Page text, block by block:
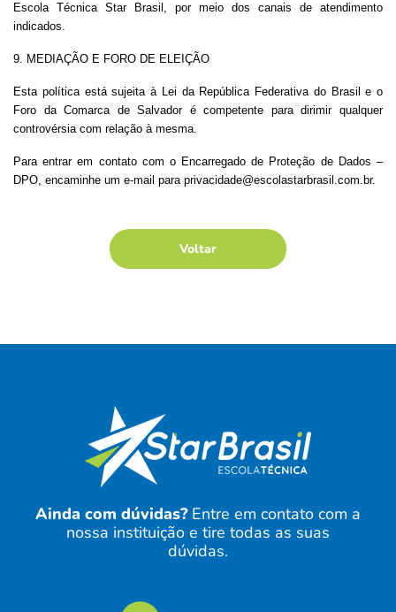
Escola Técnica Star Brasil, por meio dos canais de atendimento
indicados.
9. MEDIAÇÃO E FORO DE ELEIÇÃO
Esta política está sujeita à Lei da República Federativa do Brasil e o
Foro da Comarca de Salvador é competente para dirimir qualquer
controvérsia com relação à mesma.
Para entrar em contato com o Encarregado de Proteção de Dados –
DPO, encaminhe um e-mail para privacidade@escolastarbrasil.com.br.
Voltar
Ainda com dúvidas?Entre em contato com a
nossa instituição e tire todas as suas
dúvidas.